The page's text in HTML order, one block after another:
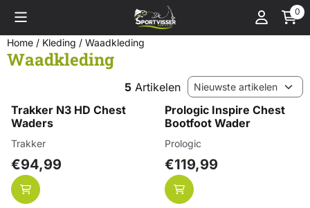
Cookievoorkeuren zijn momenteel gesloten. 0
Home / Kleding / Waadkleding
Waadkleding
5 Artikelen Sorteermethode
Trakker N3 HD Chest
Waders
Merk:
Trakker
Prijs: 94,99
€94,99
Prologic Inspire Chest
Bootfoot Wader
Merk:
Prologic
Prijs: 119,99
€119,99